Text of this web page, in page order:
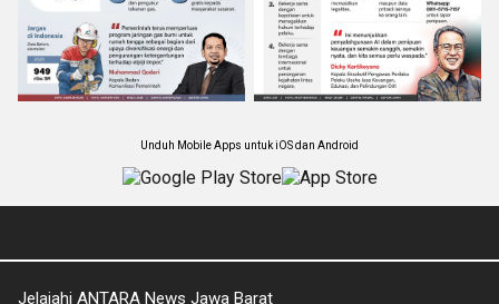
Unduh Mobile Apps untuk iOS dan Android
Jelajahi ANTARA News Jawa Barat